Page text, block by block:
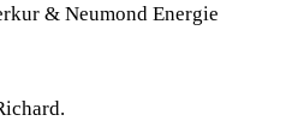
& Neumond Energie